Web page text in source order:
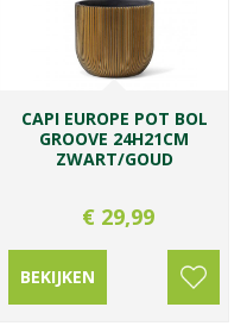
CAPI EUROPE POT BOL
GROOVE 24H21CM
ZWART/GOUD
€ 29,99
BEKIJKEN